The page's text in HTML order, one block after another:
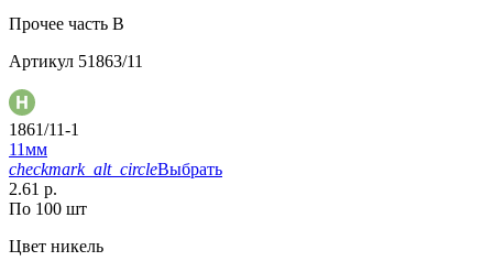
Прочее часть B
Артикул 51863/11
1861/11-1
11мм
checkmark_alt_circleВыбрать
2.61 р.
По 100 шт
Цвет никель